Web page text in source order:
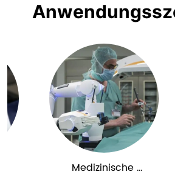
Medizinische